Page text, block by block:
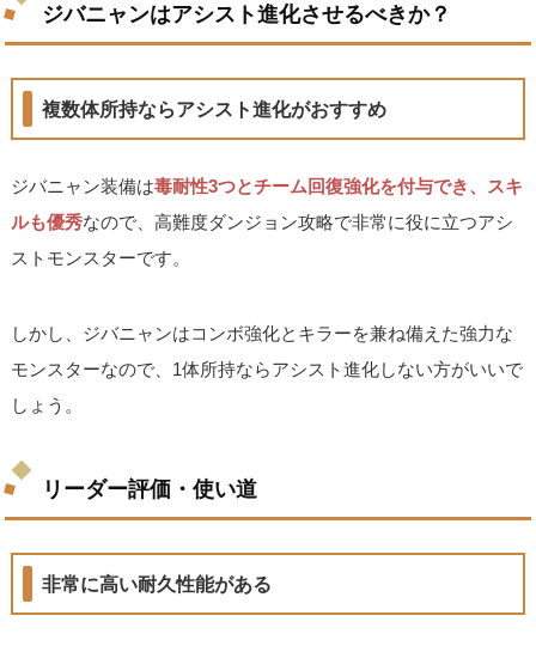
ジバニャンはアシスト進化させるべきか？
複数体所持ならアシスト進化がおすすめ
ジバニャン装備は毒耐性3つとチーム回復強化を付与でき、スキ
ルも優秀なので、高難度ダンジョン攻略で非常に役に立つアシ
ストモンスターです。
しかし、ジバニャンはコンボ強化とキラーを兼ね備えた強力な
モンスターなので、1体所持ならアシスト進化しない方がいいで
しょう。
リーダー評価・使い道
非常に高い耐久性能がある